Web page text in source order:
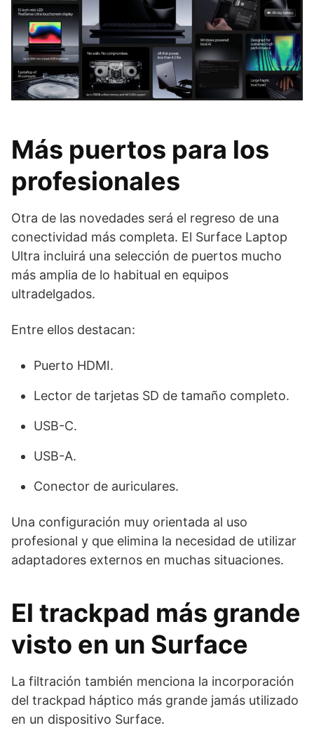
Más puertos para los
profesionales
Otra de las novedades será el regreso de una
conectividad más completa. El Surface Laptop
Ultra incluirá una selección de puertos mucho
más amplia de lo habitual en equipos
ultradelgados.
Entre ellos destacan:
Puerto HDMI.
Lector de tarjetas SD de tamaño completo.
USB-C.
USB-A.
Conector de auriculares.
Una configuración muy orientada al uso
profesional y que elimina la necesidad de utilizar
adaptadores externos en muchas situaciones.
El trackpad más grande
visto en un Surface
La filtración también menciona la incorporación
del trackpad háptico más grande jamás utilizado
en un dispositivo Surface.